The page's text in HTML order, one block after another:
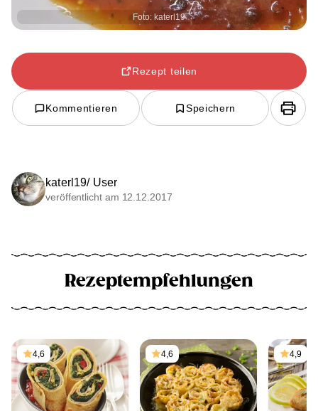
Foto: katerl19
Rezept teilen
Kommentieren Speichern
katerl19/ User
veröffentlicht am 12.12.2017
Rezeptempfehlungen
4,6 4,6 4,9